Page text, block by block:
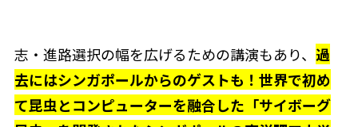
志・進路選択の幅を広げるための講演もあり、 過
去にはシンガポールからのゲストも！世界で初め
て昆虫とコンピューターを融合した「サイボーグ